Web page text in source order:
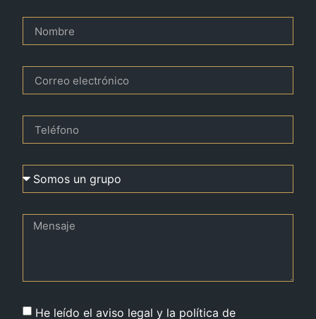
He leído el aviso legal y la política de